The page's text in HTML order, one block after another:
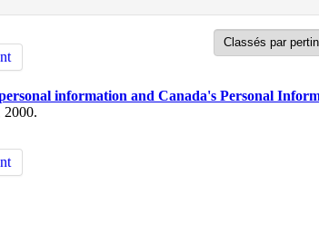
information and Canada's Personal
2000.